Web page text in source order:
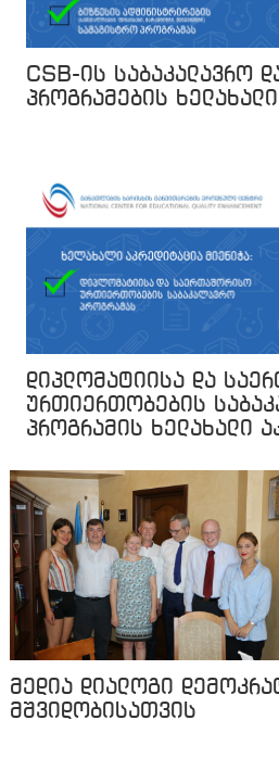
CSB-ის საბაკალავრო
პროგრამების
დიპლომატიისა და
ურთიერთობების
პროგრამის ხელახალი
მედია დიალოგი
მშვიდობისათვის